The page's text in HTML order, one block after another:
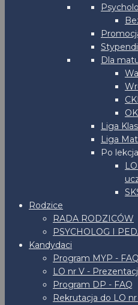
Dla
Liga
Liga
Po
Rodzice
RADA RODZICÓW
PSYCHOLOG I
Kandydaci
Program MYP - FAQ
LO nr V -
Program DP - FAQ
Rekrutacja do LO